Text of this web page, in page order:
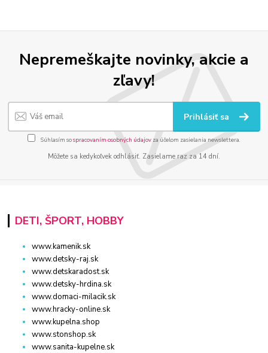
Nepremeškajte novinky, akcie a
zľavy!
Prihlásiť sa
Súhlasím sospracovaním osobných údajov za účelom zasielania newslettera.
Môžete sa kedykoľvek odhlásiť. Zasielame raz za 14 dní.
DETI, ŠPORT, HOBBY
www.kamenik.sk
www.detsky-raj.sk
www.detskaradost.sk
www.detsky-hrdina.sk
www.domaci-milacik.sk
www.hracky-online.sk
www.kupelna.shop
www.stonshop.sk
www.sanita-kupelne.sk